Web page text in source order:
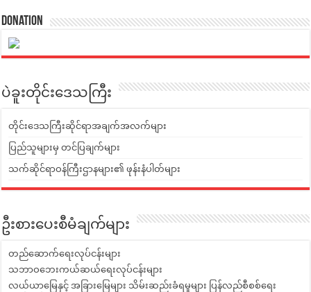
Donation
ပဲခူးတိုင်းဒေသကြီး
တိုင်းဒေသကြီးဆိုင်ရာအချက်အလက်များ
ပြည်သူများမှ တင်ပြချက်များ
သက်ဆိုင်ရာဝန်ကြီးဌာနများ၏ ဖုန်းနံပါတ်များ
ဦးစားပေးစီမံချက်များ
တည်ဆောက်ရေးလုပ်ငန်းများ
သဘာဝဘေးကယ်ဆယ်ရေးလုပ်ငန်းများ
လယ်ယာမြေနှင့် အခြားမြေများ သိမ်းဆည်းခံရမှုများ ပြန်လည်စီစစ်ရေး